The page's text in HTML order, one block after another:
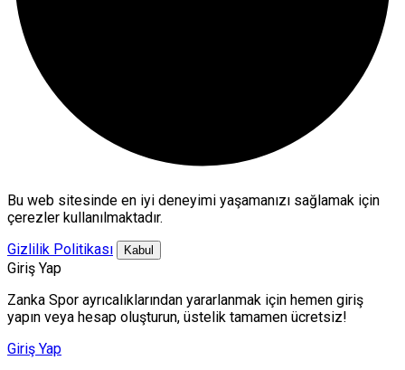
Bu web sitesinde en iyi deneyimi yaşamanızı sağlamak için
çerezler kullanılmaktadır.
Gizlilik Politikası
Kabul
Giriş Yap
Zanka Spor ayrıcalıklarından yararlanmak için hemen giriş
yapın veya hesap oluşturun, üstelik tamamen ücretsiz!
Giriş Yap